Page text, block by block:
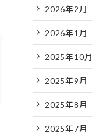
2026年2月
2026年1月
2025年10月
2025年9月
2025年8月
2025年7月